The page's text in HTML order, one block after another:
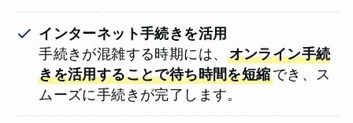
インターネット手続きを活用
手続きが混雑する時期には、 オンライン手続
きを活用することで待ち時間を短縮でき、ス
ムーズに手続きが完了します。